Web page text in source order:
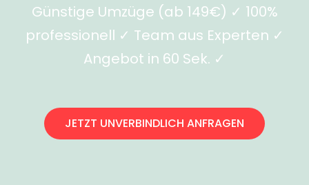
Günstige Umzüge (ab 149€) ✓ 100%
professionell ✓ Team aus Experten ✓
Angebot in 60 Sek. ✓
JETZT UNVERBINDLICH ANFRAGEN